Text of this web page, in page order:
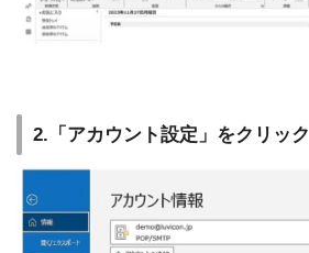
2.「アカウント設定」をクリック